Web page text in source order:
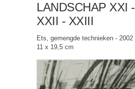
LANDSCHAP XXI -
XXII - XXIII
Ets, gemengde technieken - 2002
11 x 19,5 cm